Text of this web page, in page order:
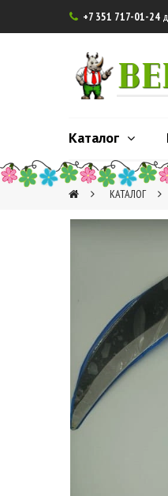
 +7 351 717-01-24
Каталог
КАТАЛОГ